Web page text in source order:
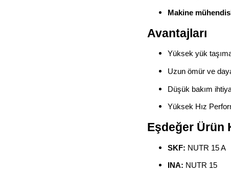
Makine
Avantajları
Yüksek yük
Uzun ömür ve
Düşük bakım
Yüksek Hız
Eşdeğer Ürün
SKF: NUTR 15 A
INA: NUTR 15